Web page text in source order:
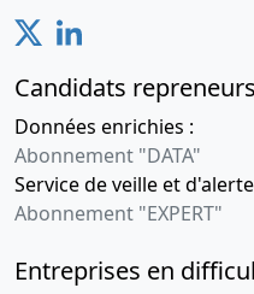
Candidats repreneurs
Données enrichies :
Abonnement "DATA"
Service de veille et
Abonnement "EXPERT"
Entreprises en